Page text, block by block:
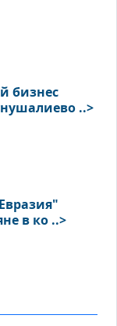
бизнес
..>
в ко ..>